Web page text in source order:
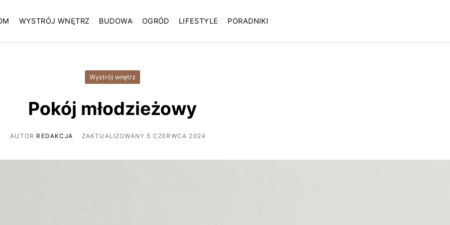
WYSTRÓJ WNĘTRZ BUDOWA OGRÓD LIFESTYLE PORADNIKI
Wystrój wnętrz
Pokój młodzieżowy
AUTOR REDAKCJA ZAKTUALIZOWANY 5 CZERWCA 2024